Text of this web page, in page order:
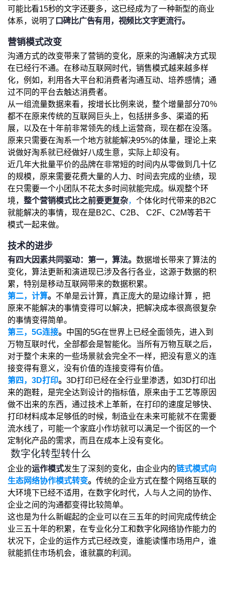
可能比看15秒的文字还要多，这已经成为了一种新型的商业
体系，说明了 口碑比广告有用，视频比文字更流行。
营销模式改变
沟通方式的改变带来了营销的变化，原来的沟通解决方式现
在已经行不通。在移动互联网时代，销售模式越来越多样
化，例如，利用各大平台和消费者沟通互动、培养感情；通
过不同的平台去触达消费者。
从一组流量数据来看，按增长比例来说，整个增量部分70％
都不在原来传统的互联网巨头上，包括拼多多、渠道的拓
展，以及在十年前非常领先的线上运营商，现在都在没落。
原来只需要在淘系一个地方就能解决95%的体量，理论上来
说做好淘系就已经做好八成生意，实际上却没有。
近几年大批量平价的品牌在非常短的时间内从零做到几十亿
的规模，原来需要花费大量的人力、时间去完成的业绩，现
在只需要一个小团队不花太多时间就能完成。纵观整个环
境， 整个营销模式比之前要更复杂， 个体化时代带来的B2C
就能解决的事情，现在是B2C、C2B、 C2F、C2M等若干
模式一起来做。
技术的进步
有四大因素共同驱动： 第一，算法。 数据增长带来了算法的
变化，算法更新和演进现已涉及各行各业，这源于数据的积
累，特别是移动互联网带来的数据积累。
第二，计算。 不单是云计算，真正庞大的是边缘计算 ，把
原来不能解决的事情变得可以解决，把解决成本很高很复杂
的事情变得简单。
第三，5G连接。 中国的5G在世界上已经全面领先，进入到
万物互联时代，全部都会是智能化。当所有万物互联之后，
对于整个未来的一些场景就会完全不一样，把没有意义的连
接变得有意义，没有价值的连接变得有价值。
第四，3D打印。 3D打印已经在全行业里渗透，如3D打印出
来的跑鞋，是完全达到设计的指标值，原来由于工艺等原因
做不出来的东西，通过技术上革新，在打印的速度足够快、
打印材料成本足够低的时候，制造业在未来可能就不在需要
流水线了，可能一个家庭小作坊就可以满足一个街区的一个
定制化产品的需求，而且在成本上没有变化。
数字化转型转什么
企业的运作模式发生了深刻的变化，由企业内的链式模式向
生态网络协作模式转变。 传统的企业方式在整个网络互联的
大环境下已经不适用，在数字化时代，人与人之间的协作、
企业之间的沟通都变得比较简单。
这也是为什么新崛起的企业可以在三五年的时间完成传统企
业三五十年的积累，在专业化分工和数字化网络协作能力的
状况下，企业的运作方式已经改变，谁能读懂市场用户，谁
就能抓住市场机会，谁就赢的利润。